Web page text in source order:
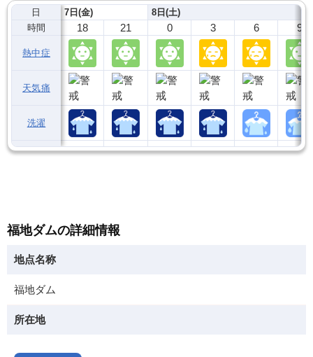
日
時間
熱中症
天気痛
洗濯
7日(金)
18 21
8日(土)
0 3 6 9
福地ダムの詳細情報
地点名称
福地ダム
所在地